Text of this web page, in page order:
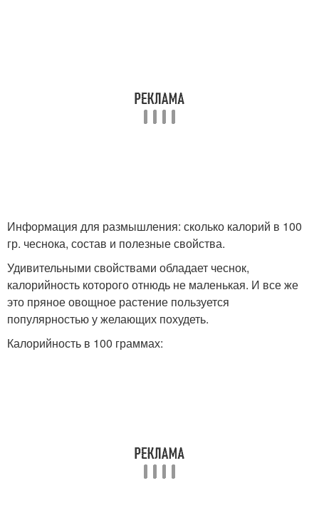
Информация для размышления: сколько калорий в 100
гр. чеснока, состав и полезные свойства.
Удивительными свойствами обладает чеснок,
калорийность которого отнюдь не маленькая. И все же
это пряное овощное растение пользуется
популярностью у желающих похудеть.
Калорийность в 100 граммах: